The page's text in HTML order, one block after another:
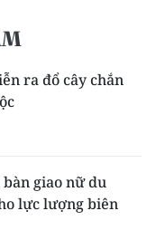
ra đổ cây chắn
giao nữ du
lực lượng biên